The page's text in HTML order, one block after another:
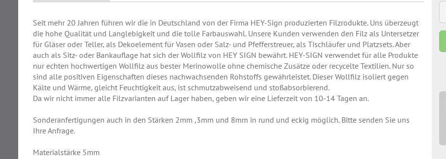
Seit mehr 20 Jahren führen wir die in Deutschland von der Firma HEY-Sign produzierten Filzrodukte. Uns überzeugt
die hohe Qualität und Langlebigkeit und die tolle Farbauswahl. Unsere Kunden verwenden den Filz als Untersetzer
für Gläser oder Teller, als Dekoelement für Vasen oder Salz- und Pfefferstreuer, als Tischläufer und Platzsets. Aber
auch als Sitz- oder Bankauflage hat sich der Wollfilz von HEY SIGN bewährt. HEY-SIGN verwendet für alle Produkte
nur echten hochwertigen Wollfilz aus bester Merinowolle ohne chemische Zusätze oder recycelte Textilien. Nur so
sind alle positiven Eigenschaften dieses nachwachsenden Rohstoffs gewährleistet. Dieser Wollfilz isoliert gegen
Kälte und Wärme, gleicht Feuchtigkeit aus, ist schmutzabweisend und stoßabsorbierend.
Da wir nicht immer alle Filzvarianten auf Lager haben, geben wir eine Lieferzeit von 10-14 Tagen an.
Sonderanfertigungen auch in den Stärken 2mm ,3mm und 8mm in rund und eckig möglich. Bitte senden Sie uns
Ihre Anfrage.
Materialstärke 5mm